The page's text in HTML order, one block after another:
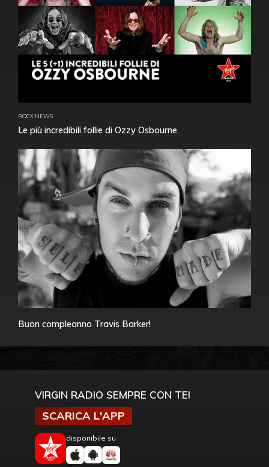
ROCK NEWS
Le più incredibili follie di Ozzy Osbourne
Buon compleanno Travis Barker!
VIRGIN RADIO SEMPRE CON TE!
SCARICA L'APP
disponibile su